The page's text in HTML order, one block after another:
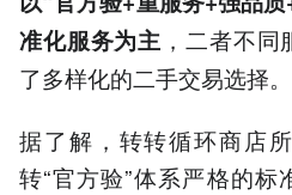
准化服务为主 ，二者不
了多样化的二手交易选择。
据了解，转转循环商店
转“官方验”体系严格的